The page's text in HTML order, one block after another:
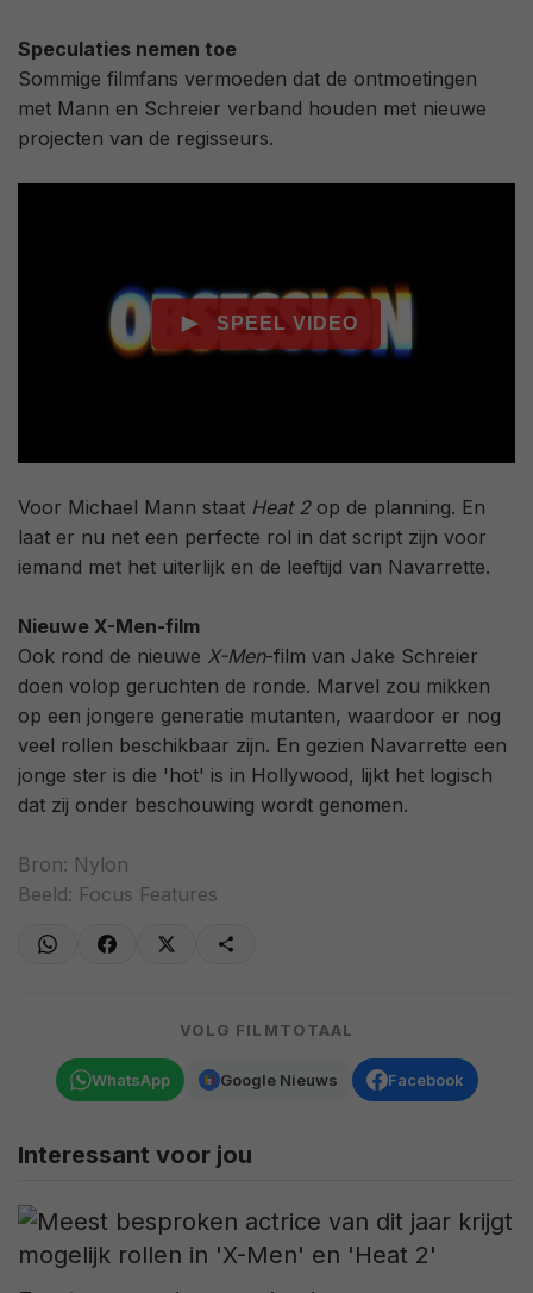
Speculaties nemen toe
Sommige filmfans vermoeden dat de ontmoetingen
met Mann en Schreier verband houden met nieuwe
projecten van de regisseurs.
Voor Michael Mann staat Heat 2op de planning. En
laat er nu net een perfecte rol in dat script zijn voor
iemand met het uiterlijk en de leeftijd van Navarrette.
Nieuwe X-Men-film
Ook rond de nieuwe X-Men-film van Jake Schreier
doen volop geruchten de ronde. Marvel zou mikken
op een jongere generatie mutanten, waardoor er nog
veel rollen beschikbaar zijn. En gezien Navarrette een
jonge ster is die 'hot' is in Hollywood, lijkt het logisch
dat zij onder beschouwing wordt genomen.
Bron: Nylon
Beeld: Focus Features
VOLG FILMTOTAAL
WhatsApp Google Nieuws Facebook
Interessant voor jou